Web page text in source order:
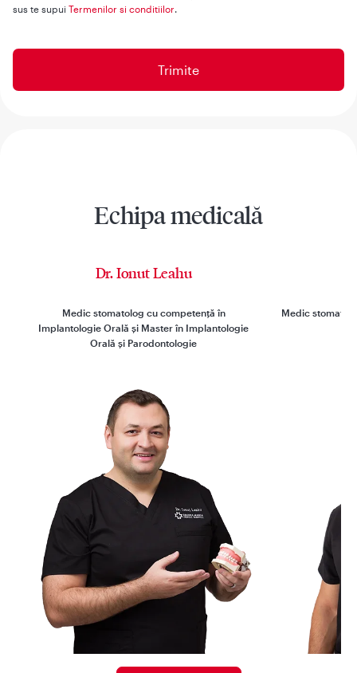
sus te supui Termenilor si conditiilor
Echipa medicală
Dr. Ionut Leahu
Medic stomatolog cu competență în
Implantologie Orală și Master în Implantologie
Orală și Parodontologie
Medic